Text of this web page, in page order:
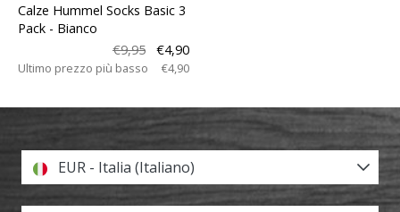
Calze Hummel Socks Basic 3
Pack - Bianco
€9,95
€4,90
Ultimo prezzo più basso €4,90
EUR - Italia (Italiano)